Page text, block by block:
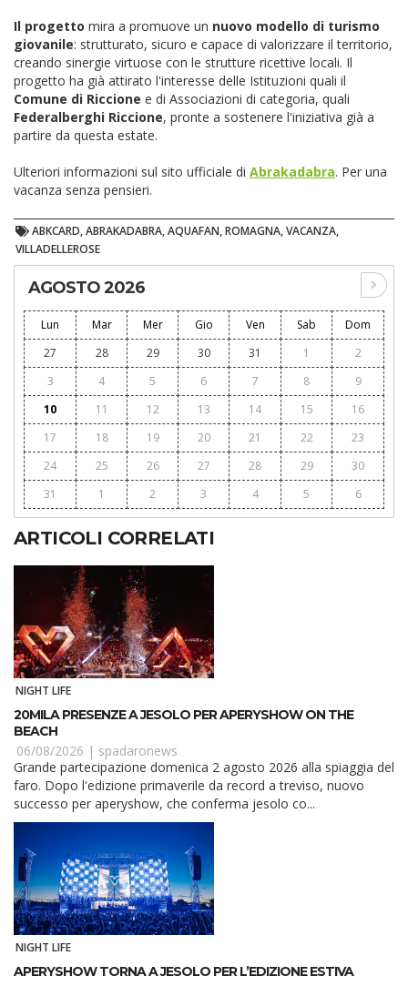
Il progetto mira a promuove un nuovo modello di turismo
giovanile: strutturato, sicuro e capace di valorizzare il territorio,
creando sinergie virtuose con le strutture ricettive locali. Il
progetto ha già attirato l'interesse delle Istituzioni quali il
Comune di Riccione e di Associazioni di categoria, quali
Federalberghi Riccione, pronte a sostenere l'iniziativa già a
partire da questa estate.
Ulteriori informazioni sul sito ufficiale di Abrakadabra. Per una
vacanza senza pensieri.
ABKCARD, ABRAKADABRA, AQUAFAN, ROMAGNA, VACANZA,
VILLADELLEROSE
AGOSTO 2026
Lun Mar Mer Gio Ven Sab
Dom
27
28 29 30 31 1
2
3
4 5 6 7 8
9
10
11 12 13 14 15
16
17
18 19 20 21 22
23
24
25 26 27 28 29
30
31
1 2 3 4 5 6
ARTICOLI CORRELATI
NIGHT LIFE
20MILA PRESENZE A JESOLO PER APERYSHOW ON THE
BEACH
06/08/2026 | spadaronews
Grande partecipazione domenica 2 agosto 2026 alla spiaggia del
faro. Dopo l'edizione primaverile da record a treviso, nuovo
successo per aperyshow, che conferma jesolo co...
NIGHT LIFE
APERYSHOW TORNA A JESOLO PER L’EDIZIONE ESTIVA